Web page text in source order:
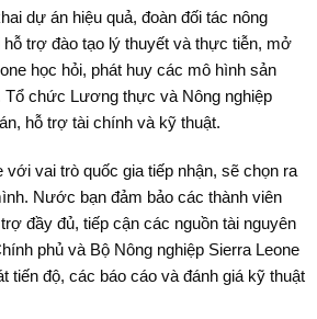
dự án hiệu quả, đoàn đối tác nông
trợ đào tạo lý thuyết và thực tiễn, mở
học hỏi, phát huy các mô hình sản
Tổ chức Lương thực và Nông nghiệp
hỗ trợ tài chính và kỹ thuật.
với vai trò quốc gia tiếp nhận, sẽ chọn ra
Nước bạn đảm bảo các thành viên
đầy đủ, tiếp cận các nguồn tài nguyên
phủ và Bộ Nông nghiệp Sierra Leone
tiến độ, các báo cáo và đánh giá kỹ thuật